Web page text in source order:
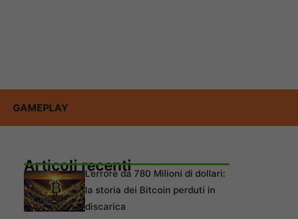
GAMEPLAY
Articoli recentiL’errore da 780 Milioni di dollari:
la storia dei Bitcoin perduti in
discarica